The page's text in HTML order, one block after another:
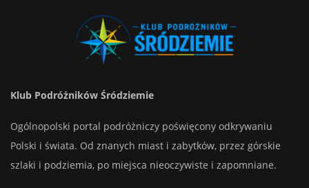
Klub Podróżników Śródziemie
Ogólnopolski portal podróżniczy poświęcony odkrywaniu
Polski i świata. Od znanych miast i zabytków, przez górskie
szlaki i podziemia, po miejsca nieoczywiste i zapomniane.